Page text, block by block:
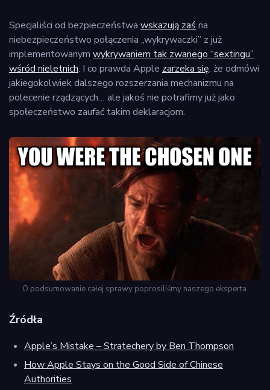
Specjaliści od bezpieczeństwa wskazują zaś na
niebezpieczeństwo połączenia „wykrywaczki” z już
implementowanym wykrywaniem tak zwanego “sextingu”
wśród nieletnich. I co prawda Apple zarzeka się, że odmówi
jakiegokolwiek dalszego rozszerzania mechanizmu na
polecenie rządzących… ale jakoś nie potrafimy już jako
społeczeństwo zaufać takim deklaracjom.
O podsumowanie całej sprawy poprosiliśmy naszego eksperta.
Źródła
Apple’s Mistake – Stratechery by Ben Thompson
How Apple Stays on the Good Side of Chinese
Authorities